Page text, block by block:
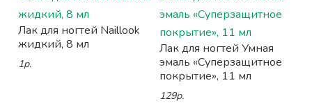
Лак для ногтей Naillook
жидкий, 8 мл
1р.
Лак для ногтей Умная
эмаль «Суперзащитное
покрытие», 11 мл
129р.